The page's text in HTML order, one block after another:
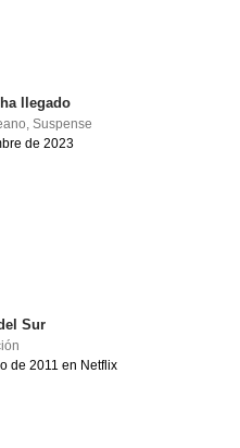
llegado
,Suspense
de 2023
Sur
de 2011 en Netflix